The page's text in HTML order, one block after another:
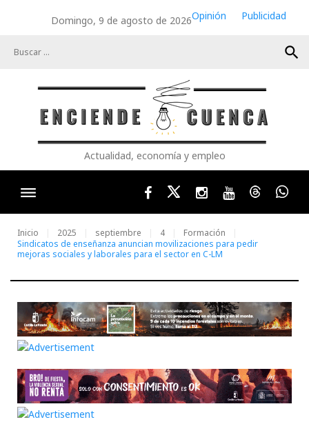
Domingo, 9 de agosto de 2026Opinión
Publicidad
search
Actualidad, economía y empleo
FacebookTwitterInstagram
YoutubeThreads
Inicio 2025 septiembre 4
Formación
Sindicatos de enseñanza anuncian movilizaciones para pedir
mejoras sociales y laborales para el sector en C-LM